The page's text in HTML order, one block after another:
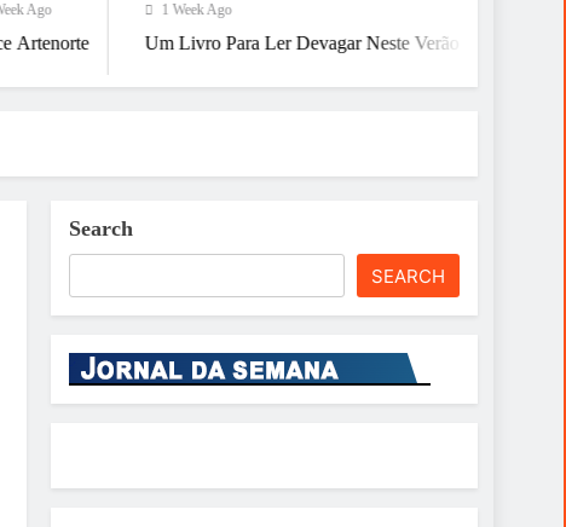
1 Week Ago
Um Livro Para Ler Devagar Neste Verão Já Estamos A Chegar
Search
SEARCH